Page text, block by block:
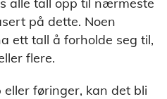
på dette. Noen
ett tall å forholde seg til,
flere.
føringer, kan det bli